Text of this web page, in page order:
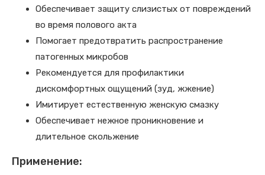
Обеспечивает защиту слизистых от повреждений
во время полового акта
Помогает предотвратить распространение
патогенных микробов
Рекомендуется для профилактики
дискомфортных ощущений (зуд, жжение)
Имитирует естественную женскую смазку
Обеспечивает нежное проникновение и
длительное скольжение
Применение: